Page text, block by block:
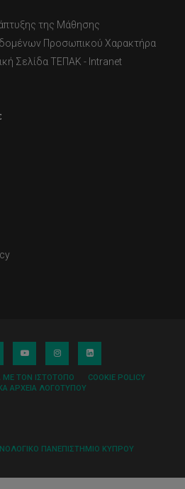
της Μάθησης
Προσωπικού Χαρακτήρα
Σελίδα ΤΕΠΑΚ - Intranet
ΜΕ ΤΟΝ ΙΣΤΌΤΟΠΟ
COOKIE POLICY
ΑΡΧΕΊΑ ΛΟΓΌΤΥΠΟΥ
ΠΑΝΕΠΙΣΤΗΜΙΟ ΚΥΠΡΟΥ